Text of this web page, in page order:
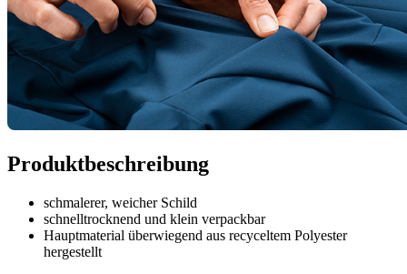
Produktbeschreibung
schmalerer, weicher Schild
schnelltrocknend und klein verpackbar
Hauptmaterial überwiegend aus recyceltem Polyester
hergestellt